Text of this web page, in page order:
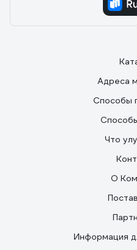
Адреса
Способы
Что
О
Информация